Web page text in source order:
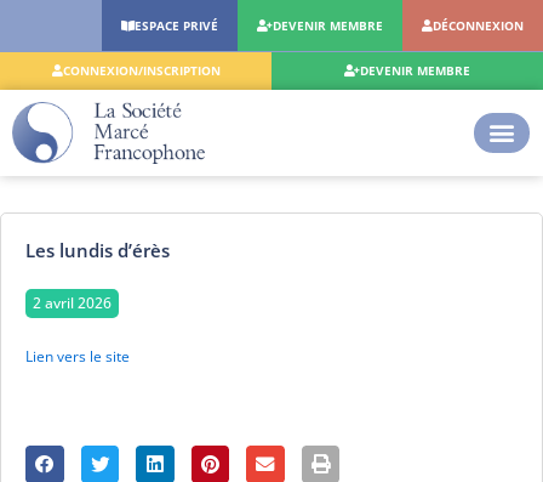
contenu
ESPACE PRIVÉ DEVENIR MEMBRE DÉCONNEXION
CONNEXION/INSCRIPTION DEVENIR MEMBRE
Les lundis d’érès
2 avril 2026
Lien vers le site